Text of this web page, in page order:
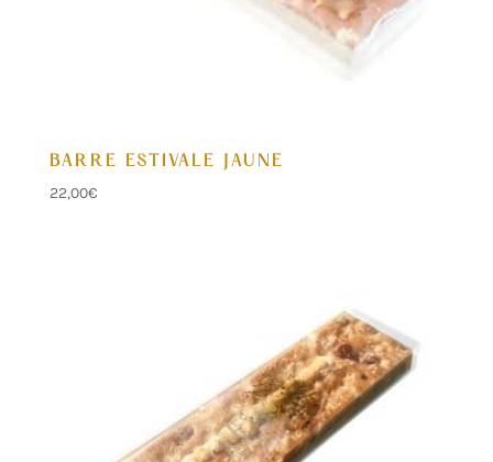
BARRE ESTIVALE JAUNE
22,00€